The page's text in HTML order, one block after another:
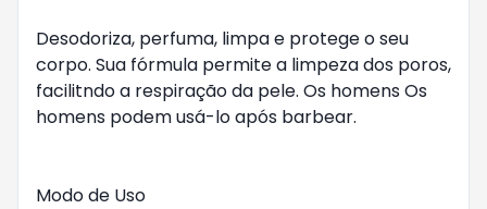
Desodoriza, perfuma, limpa e protege o seu
corpo. Sua fórmula permite a limpeza dos poros,
facilitndo a respiração da pele. Os homens Os
homens podem usá-lo após barbear.
Modo de Uso